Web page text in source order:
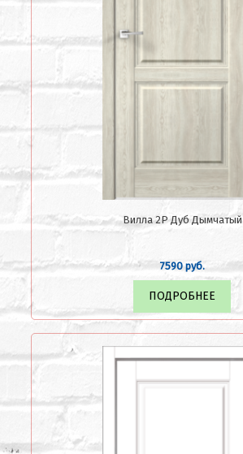
Вилла 2Р Дуб Дымчатый
7590 руб.
ПОДРОБНЕЕ